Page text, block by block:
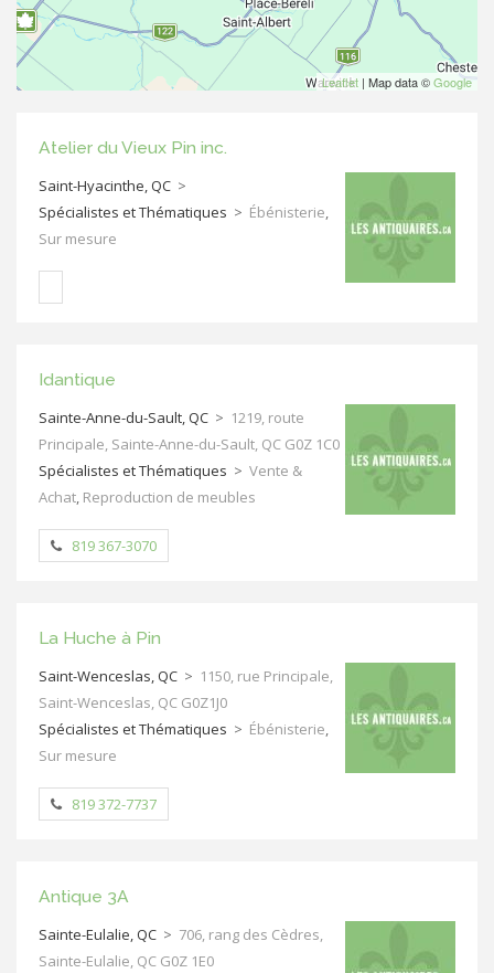
Leaflet | Map data ©Google
Atelier du Vieux Pin inc.
Saint-Hyacinthe, QC >
Spécialistes et Thématiques > Ébénisterie,
Sur mesure
Idantique
Sainte-Anne-du-Sault, QC > 1219, route
Principale, Sainte-Anne-du-Sault, QC G0Z 1C0
Spécialistes et Thématiques > Vente &
Achat, Reproduction de meubles
819 367-3070
La Huche à Pin
Saint-Wenceslas, QC > 1150, rue Principale,
Saint-Wenceslas, QC G0Z1J0
Spécialistes et Thématiques > Ébénisterie,
Sur mesure
819 372-7737
Antique 3A
Sainte-Eulalie, QC > 706, rang des Cèdres,
Sainte-Eulalie, QC G0Z 1E0